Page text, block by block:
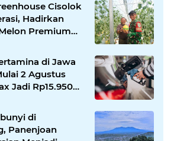
Cisolok
Hadirkan
Premium
Modern
di Jawa
2 Agustus
Jadi Rp15.950
Harga
di
Panenjoan